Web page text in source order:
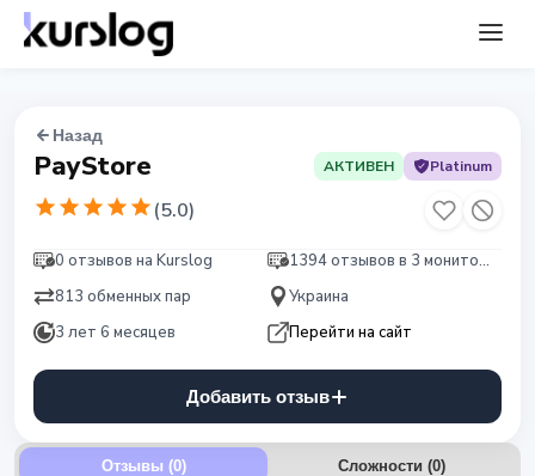
Назад
PayStore АКТИВЕН Platinum
(5.0)
0 отзывов на Kurslog
1394 отзывов в 3 мониторингах
813 обменных пар
Украина
3 лет 6 месяцев
Перейти на сайт
Добавить отзыв
Отзывы (0) Сложности (0)